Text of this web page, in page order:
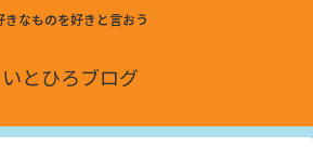
きなものを好きと言おう
いとひろブログ